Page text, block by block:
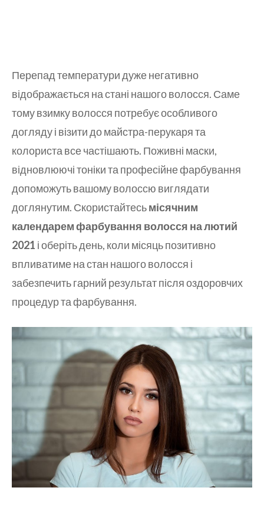
Перепад температури дуже негативно
відображається на стані нашого волосся. Саме
тому взимку волосся потребує особливого
догляду і візити до майстра-перукаря та
колориста все частішають. Поживні маски,
відновлюючі тоніки та професійне фарбування
допоможуть вашому волоссю виглядати
доглянутим. Скористайтесьмісячним
календарем фарбування волосся на лютий
2021 і оберіть день, коли місяць позитивно
впливатиме на стан нашого волосся і
забезпечить гарний результат після оздоровчих
процедур та фарбування.